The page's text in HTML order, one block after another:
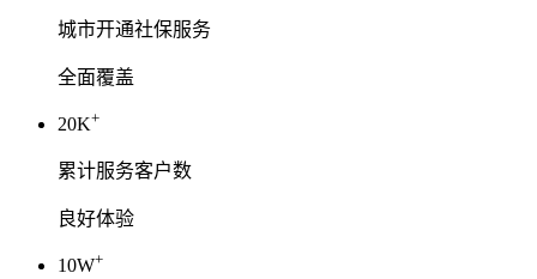
城市开通社保服务
全面覆盖
20K+
累计服务客户数
良好体验
10W+